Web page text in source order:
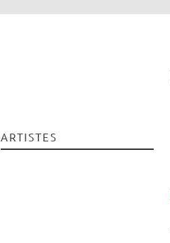
ARTISTES